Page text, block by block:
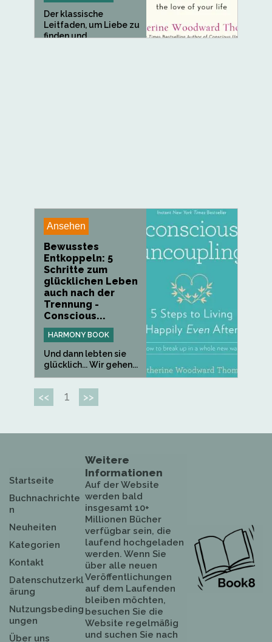
Der klassische
Leitfaden, um Liebe zu
finden und...
Ansehen
Bewusstes
Entkoppeln: 5
Schritte zum
glücklichen Leben
auch nach der
Trennung -
Conscious...
HARMONY BOOK
Und dann lebten sie
glücklich... Wir gehen...
<< 1 >>
Startseite
Buchnachrichte
n
Neuheiten
Kategorien
Kontakt
Datenschutzerkl
ärung
Nutzungsbeding
ungen
Über uns
Weitere
Informationen
Auf der Website
werden bald
insgesamt 10+
Millionen Bücher
verfügbar sein, die
laufend hochgeladen
werden. Wenn Sie
über alle neuen
Veröffentlichungen
auf dem Laufenden
bleiben möchten,
besuchen Sie die
Website regelmäßig
und suchen Sie nach